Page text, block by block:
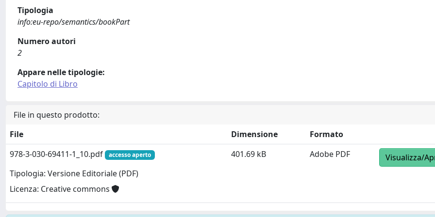
Tipologia
info:eu-repo/semantics/bookPart
Numero autori
2
Appare nelle tipologie:
Capitolo di Libro
File in questo prodotto:
File
Dimensione
Formato
978-3-030-69411-1_10.pdf
accesso aperto
Tipologia: Versione Editoriale (PDF)
Licenza: Creative commons
401.69 kB Adobe PDF Visualizza/